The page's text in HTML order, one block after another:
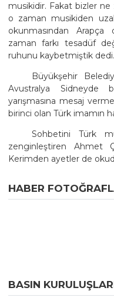
musikidir. Fakat bizler
o zaman musikiden
okunmasından Arapça
zaman farkı tesadüf
ruhunu kaybetmiştik dedi.
Büyükşehir
Avustralya
yarışmasına mesaj
birinci olan Türk imamın
Sohbetini Türk
zenginleştiren Ahmet
Kerimden ayetler de
HABER
BASIN